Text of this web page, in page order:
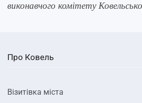
виконавчого комітету
Про Ковель
Візитівка міста